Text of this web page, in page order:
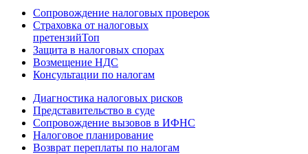
Сопровождение налоговых проверок
Страховка от налоговых
претензийТоп
Защита в налоговых спорах
Возмещение НДС
Консультации по налогам
Диагностика налоговых рисков
Представительство в суде
Сопровождение вызовов в ИФНС
Налоговое планирование
Возврат переплаты по налогам